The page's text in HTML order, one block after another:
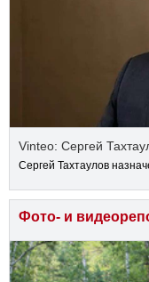
Vinteo: Сергей
Сергей Тахтаулов
Фото- и